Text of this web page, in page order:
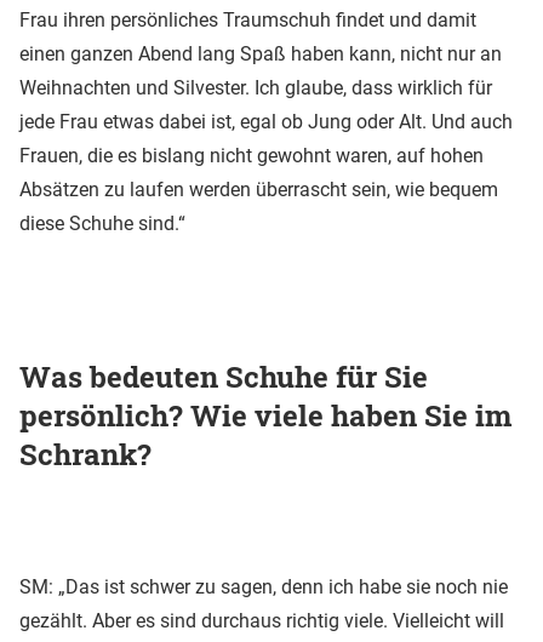
Frau ihren persönliches Traumschuh findet und damit
einen ganzen Abend lang Spaß haben kann, nicht nur an
Weihnachten und Silvester. Ich glaube, dass wirklich für
jede Frau etwas dabei ist, egal ob Jung oder Alt. Und auch
Frauen, die es bislang nicht gewohnt waren, auf hohen
Absätzen zu laufen werden überrascht sein, wie bequem
diese Schuhe sind.“
Was bedeuten Schuhe für Sie
persönlich? Wie viele haben Sie im
Schrank?
SM: „Das ist schwer zu sagen, denn ich habe sie noch nie
gezählt. Aber es sind durchaus richtig viele. Vielleicht will